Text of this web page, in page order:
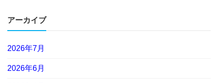
アーカイブ
2026年7月
2026年6月